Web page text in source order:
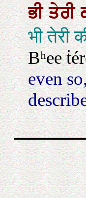
ਭੀਤੇਰੀ
भी तेरी
Bʰee
even